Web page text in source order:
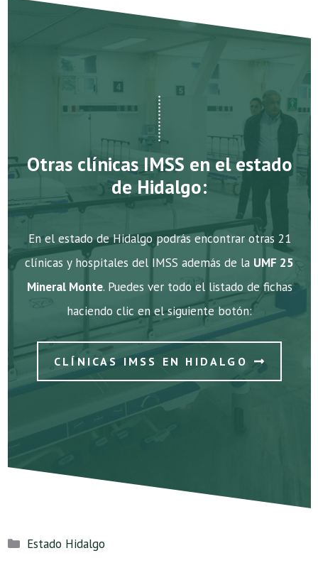
Otras clínicas IMSS en el estado
de Hidalgo:
En el estado de Hidalgo podrás encontrar otras 21
clínicas y hospitales del IMSS además de la UMF 25
Mineral Monte. Puedes ver todo el listado de fichas
haciendo clic en el siguiente botón:
CLÍNICAS IMSS EN HIDALGO
Categorías
Estado Hidalgo